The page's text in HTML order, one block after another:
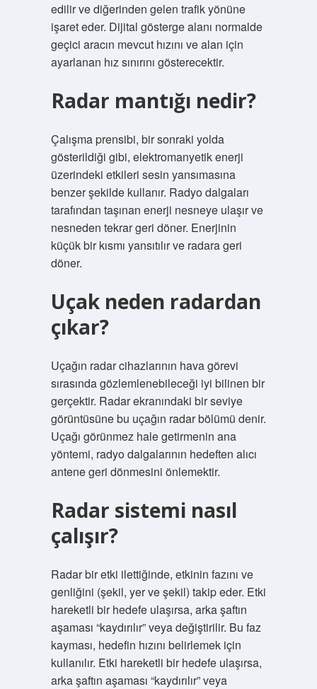
edilir ve diğerinden gelen trafik yönüne
işaret eder. Dijital gösterge alanı normalde
geçici aracın mevcut hızını ve alan için
ayarlanan hız sınırını gösterecektir.
Radar mantığı nedir?
Çalışma prensibi, bir sonraki yolda
gösterildiği gibi, elektromanyetik enerji
üzerindeki etkileri sesin yansımasına
benzer şekilde kullanır. Radyo dalgaları
tarafından taşınan enerji nesneye ulaşır ve
nesneden tekrar geri döner. Enerjinin
küçük bir kısmı yansıtılır ve radara geri
döner.
Uçak neden radardan
çıkar?
Uçağın radar cihazlarının hava görevi
sırasında gözlemlenebileceği iyi bilinen bir
gerçektir. Radar ekranındaki bir seviye
görüntüsüne bu uçağın radar bölümü denir.
Uçağı görünmez hale getirmenin ana
yöntemi, radyo dalgalarının hedeften alıcı
antene geri dönmesini önlemektir.
Radar sistemi nasıl
çalışır?
Radar bir etki ilettiğinde, etkinin fazını ve
genliğini (şekil, yer ve şekil) takip eder. Etki
hareketli bir hedefe ulaşırsa, arka şaftın
aşaması “kaydırılır” veya değiştirilir. Bu faz
kayması, hedefin hızını belirlemek için
kullanılır. Etki hareketli bir hedefe ulaşırsa,
arka şaftın aşaması “kaydırılır” veya